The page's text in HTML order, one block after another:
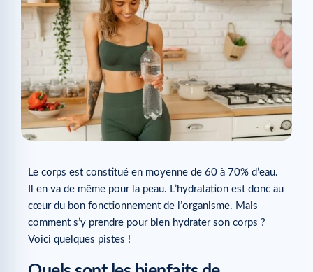
Le corps est constitué en moyenne de 60 à 70% d’eau.
Il en va de même pour la peau. L’hydratation est donc au
cœur du bon fonctionnement de l’organisme. Mais
comment s’y prendre pour bien hydrater son corps ?
Voici quelques pistes !